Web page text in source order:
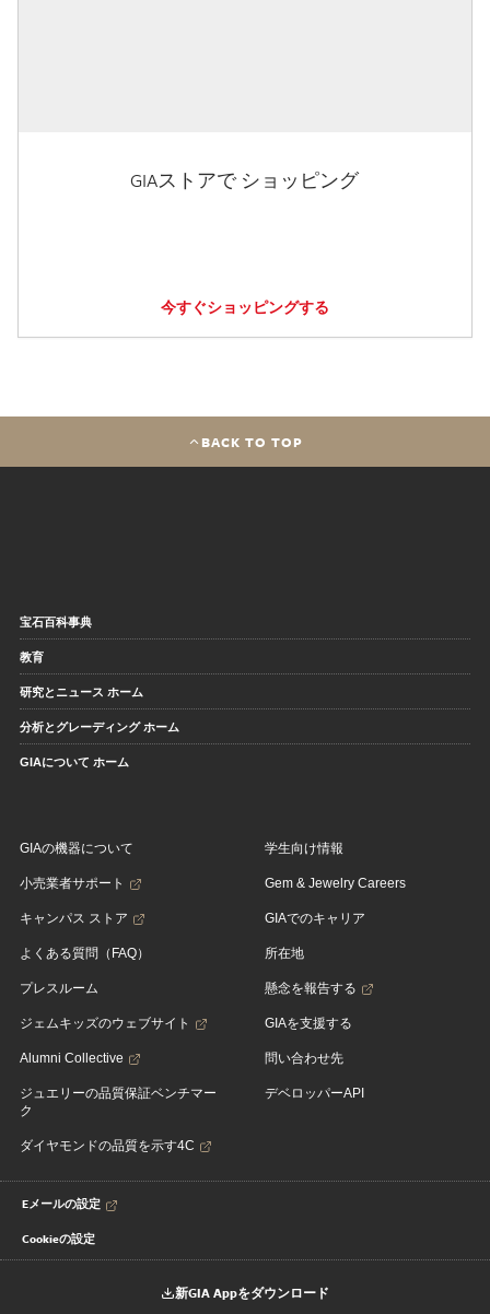
GIAストアで ショッピング
今すぐショッピングする
BACK TO TOP
宝石百科事典
教育
研究とニュース ホーム
分析とグレーディング ホーム
GIAについて ホーム
GIAの機器について
小売業者サポート
キャンパス ストア
よくある質問（FAQ）
プレスルーム
ジェムキッズのウェブサイト
Alumni Collective
ジュエリーの品質保証ベンチマー
ク
ダイヤモンドの品質を示す4C
学生向け情報
Gem & Jewelry Careers
GIAでのキャリア
所在地
懸念を報告する
GIAを支援する
問い合わせ先
デベロッパーAPI
Eメールの設定
Cookieの設定
新GIA Appをダウンロード